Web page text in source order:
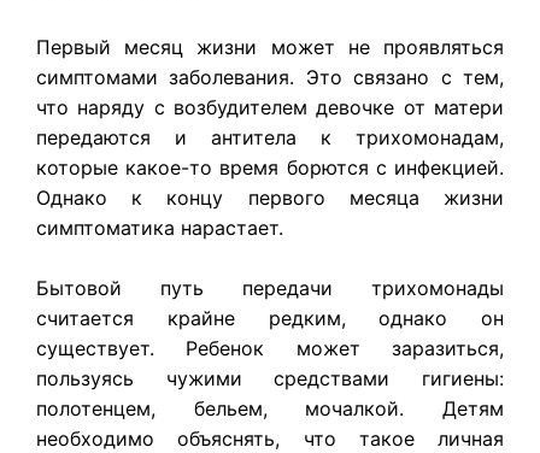
Первый месяц жизни может не проявляться
симптомами заболевания. Это связано с тем,
что наряду с возбудителем девочке от матери
передаются и антитела к трихомонадам,
которые какое-то время борются с инфекцией.
Однако к концу первого месяца жизни
симптоматика нарастает.
Бытовой путь передачи трихомонады
считается крайне редким, однако он
существует. Ребенок может заразиться,
пользуясь чужими средствами гигиены:
полотенцем, бельем, мочалкой. Детям
необходимо объяснять, что такое личная